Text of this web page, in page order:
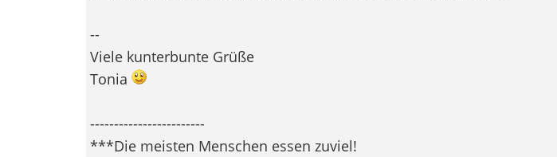
--
Viele kunterbunte Grüße
Tonia
------------------------
***Die meisten Menschen essen zuviel!